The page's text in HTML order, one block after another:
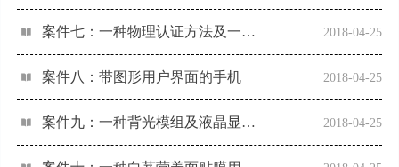
案件七：一种物理认证方法及一种电子装置 2018-04-25
案件八：带图形用户界面的手机 2018-04-25
案件九：一种背光模组及液晶显示器件 2018-04-25